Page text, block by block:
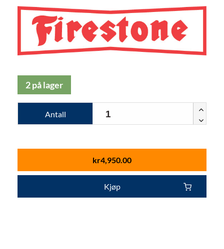
2 på lager
Antall
kr4,950.00
Kjøp